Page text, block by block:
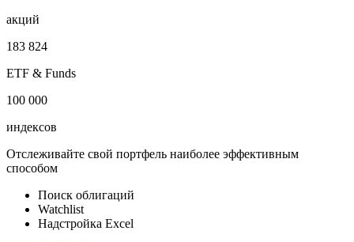
акций
183 824
ETF & Funds
100 000
индексов
Отслеживайте свой портфель наиболее эффективным
способом
Поиск облигаций
Watchlist
Надстройка Excel